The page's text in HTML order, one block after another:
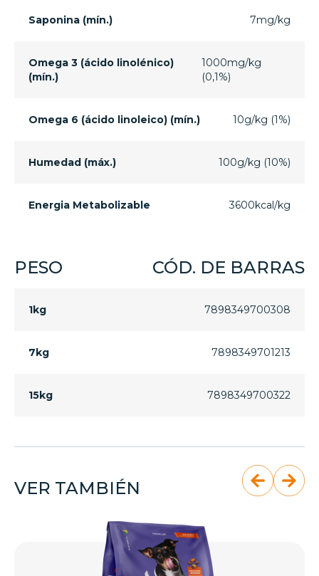
Saponina (mín.) 7mg/kg
Omega 3 (ácido linolénico)
(mín.)
1000mg/kg
(0,1%)
Omega 6 (ácido linoleico) (mín.) 10g/kg (1%)
Humedad (máx.) 100g/kg (10%)
Energia Metabolizable 3600kcal/kg
PESO CÓD. DE BARRAS
1kg 7898349700308
7kg 7898349701213
15kg 7898349700322
VER TAMBIÉN